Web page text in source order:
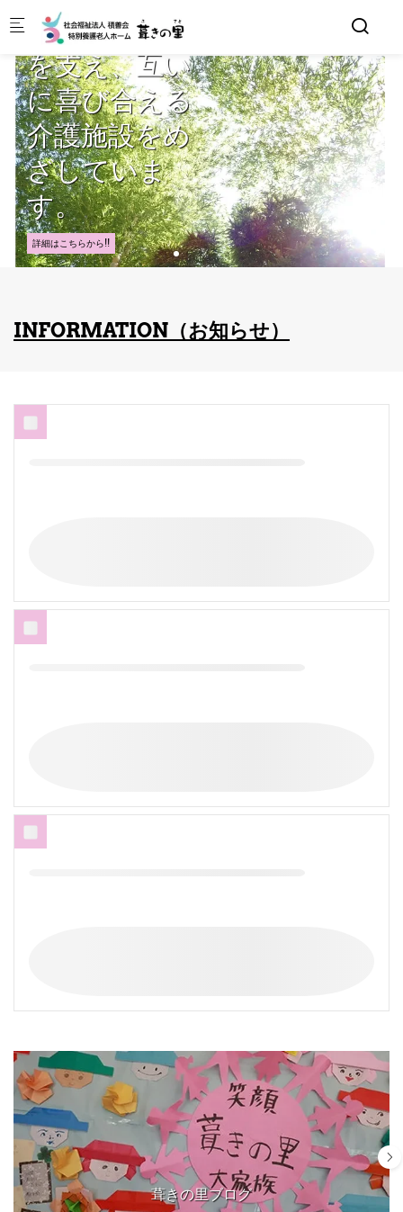
Skip to main content
わり、人が人
を支え、互い
に喜び合える
介護施設をめ
ざしていま
す。
詳細はこちらから!!
INFORMATION（お知らせ）
葺きの里ブログ